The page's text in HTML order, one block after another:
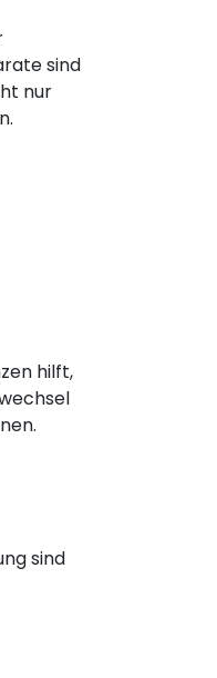
sind
nur
hilft,
sind